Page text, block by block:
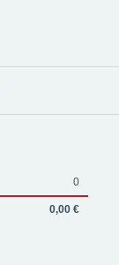
0
0,00 €